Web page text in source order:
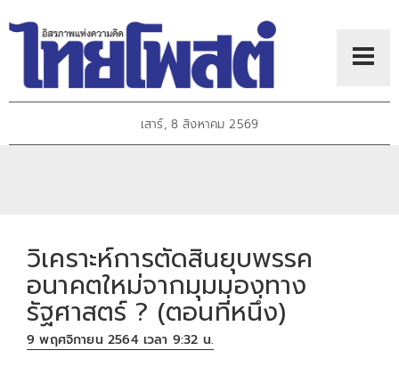
เสาร์, 8 สิงหาคม 2569
วิเคราะห์การตัดสินยุบพรรค
อนาคตใหม่จากมุมมองทาง
รัฐศาสตร์ ? (ตอนที่หนึ่ง)
9 พฤศจิกายน 2564 เวลา 9:32 น.